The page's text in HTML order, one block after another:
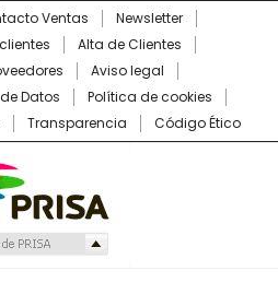
Ventas
Newsletter
Alta de Clientes
Aviso legal
Datos
Política de cookies
Transparencia Código Ético